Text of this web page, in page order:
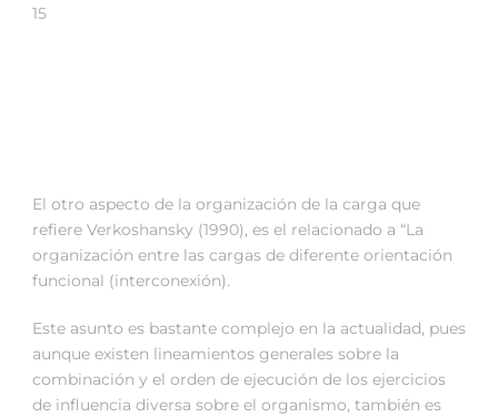
15
El otro aspecto de la organización de la carga que
refiere Verkoshansky (1990), es el relacionado a “La
organización entre las cargas de diferente orientación
funcional (interconexión).
Este asunto es bastante complejo en la actualidad, pues
aunque existen lineamientos generales sobre la
combinación y el orden de ejecución de los ejercicios
de influencia diversa sobre el organismo, también es